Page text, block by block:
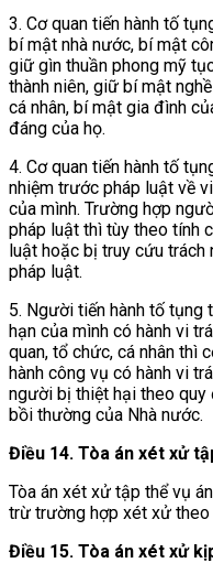
3. Cơ quan tiến hành tố
bí mật nhà nước, bí mật
giữ gìn thuần phong mỹ
thành niên, giữ bí mật
cá nhân, bí mật gia đình
đáng của họ.
4. Cơ quan tiến hành tố
nhiệm trước pháp luật về
của mình. Trường hợp
pháp luật thì tùy theo tính
luật hoặc bị truy cứu trách
pháp luật.
5. Người tiến hành tố tụng
hạn của mình có hành vi
quan, tổ chức, cá nhân thì
hành công vụ có hành vi
người bị thiệt hại theo quy
bồi thường của Nhà nước.
Điều 14. Tòa án xét xử
Tòa án xét xử tập thể vụ
trừ trường hợp xét xử theo
Điều 15. Tòa án xét xử